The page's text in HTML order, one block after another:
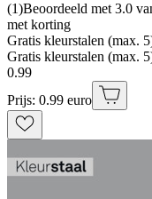
(1)Beoordeeld met 3.0
met korting
Gratis kleurstalen (max.
Gratis kleurstalen (max.
0.99
Prijs: 0.99 euro